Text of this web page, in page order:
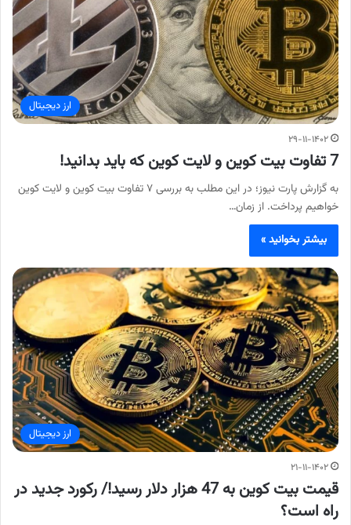
ارز دیجیتال
۲۹-۱۱-۱۴۰۲
7 تفاوت بیت کوین و لایت کوین که باید بدانید!
به گزارش پارت نیوز؛ در این مطلب به بررسی ۷ تفاوت بیت کوین و لایت کوین
خواهیم پرداخت. از زمان…
بیشتر بخوانید »
ارز دیجیتال
۲۱-۱۱-۱۴۰۲
قیمت بیت کوین به 47 هزار دلار رسید!/ رکورد جدید در
راه است؟